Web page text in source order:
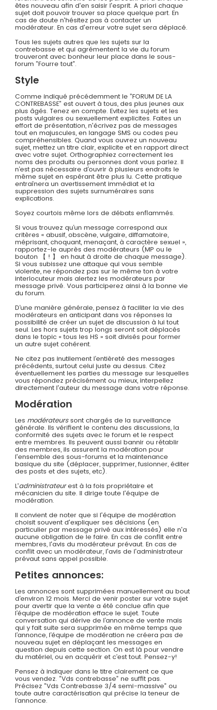
êtes nouveau afin d'en saisir l'esprit. A priori chaque
sujet doit pouvoir trouver sa place quelque part. En
cas de doute n'hésitez pas à contacter un
modérateur. En cas d'erreur votre sujet sera déplacé.
Tous les sujets autres que les sujets sur la
contrebasse et qui agrémentent la vie du forum
trouveront avec bonheur leur place dans le sous-
forum ”Fourre tout”.
Style
Comme indiqué précédemment le ”FORUM DE LA
CONTREBASSE” est ouvert à tous, des plus jeunes aux
plus âgés. Tenez en compte. Evitez les sujets et les
posts vulgaires ou sexuellement explicites. Faites un
effort de présentation, n'écrivez pas de messages
tout en majuscules, en langage SMS ou codes peu
compréhensibles. Quand vous ouvrez un nouveau
sujet, mettez un titre clair, explicite et en rapport direct
avec votre sujet. Orthographiez correctement les
noms des produits ou personnes dont vous parlez. Il
n’est pas nécessaire d’ouvrir à plusieurs endroits le
même sujet en espérant être plus lu. Cette pratique
entraînera un avertissement immédiat et la
suppression des sujets surnuméraires sans
explications.
Soyez courtois même lors de débats enflammés.
Si vous trouvez qu’un message correspond aux
critères « abusif, obscène, vulgaire, diffamatoire,
méprisant, choquant, menaçant, à caractère sexuel »,
rapportez-le auprès des modérateurs (MP ou le
bouton 【 ! 】 en haut à droite de chaque message).
Si vous subissez une attaque qui vous semble
violente, ne répondez pas sur le même ton à votre
interlocuteur mais alertez les modérateurs par
message privé. Vous participerez ainsi à la bonne vie
du forum.
D’une manière générale, pensez à faciliter la vie des
modérateurs en anticipant dans vos réponses la
possibilité de créer un sujet de discussion à lui tout
seul. Les hors sujets trop longs seront soit déplacés
dans le topic « tous les HS » soit divisés pour former
un autre sujet cohérent.
Ne citez pas inutilement l’entièreté des messages
précédents, surtout celui juste au dessus. Citez
éventuellement les parties du message sur lesquelles
vous répondez précisément ou mieux, interpellez
directement l'auteur du message dans votre réponse.
Modération
Les modérateurssont chargés de la surveillance
générale. Ils vérifient le contenu des discussions, la
conformité des sujets avec le forum et le respect
entre membres. Ils peuvent aussi bannir ou rétablir
des membres, ils assurent la modération pour
l'ensemble des sous-forums et la maintenance
basique du site (déplacer, supprimer, fusionner, éditer
des posts et des sujets, etc).
L'administrateurest à la fois propriétaire et
mécanicien du site. Il dirige toute l'équipe de
modération.
Il convient de noter que si l'équipe de modération
choisit souvent d'expliquer ses décisions (en
particulier par message privé aux intéressés) elle n'a
aucune obligation de le faire. En cas de conflit entre
membres, l'avis du modérateur prévaut. En cas de
conflit avec un modérateur, l'avis de l'administrateur
prévaut sans appel possible.
Petites annonces:
Les annonces sont supprimées manuellement au bout
d’environ 12 mois. Merci de venir poster sur votre sujet
pour avertir que la vente a été conclue afin que
l’équipe de modération efface le sujet. Toute
conversation qui dérive de l’annonce de vente mais
qui y fait suite sera supprimée en même temps que
l’annonce, l’équipe de modération ne créera pas de
nouveau sujet en déplaçant les messages en
question depuis cette section. On est là pour vendre
du matériel, ou en acquérir et c’est tout. Pensez-y!
Pensez à indiquer dans le titre clairement ce que
vous vendez. ”Vds contrebasse” ne suffit pas.
Précisez ”Vds Contrebasse 3/4 semi-massive” ou
toute autre caractérisation qui précise la teneur de
l’annonce.